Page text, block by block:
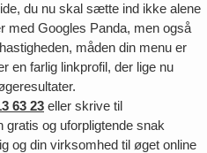
du nu skal sætte ind ikke alene
med Googles Panda, men også
måden din menu er
en farlig linkprofil, der lige nu
63 23 eller skrive til
gratis og uforpligtende snak
og din virksomhed til øget online